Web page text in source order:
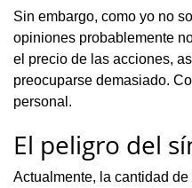
Sin embargo, como yo no
opiniones probablemente
el precio de las acciones,
preocuparse demasiado.
personal.
El peligro del
Actualmente, la cantidad